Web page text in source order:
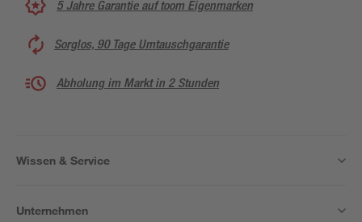
5 Jahre Garantie auf toom Eigenmarken
Sorglos, 90 Tage Umtauschgarantie
Abholung im Markt in 2 Stunden
Wissen & Service
Unternehmen